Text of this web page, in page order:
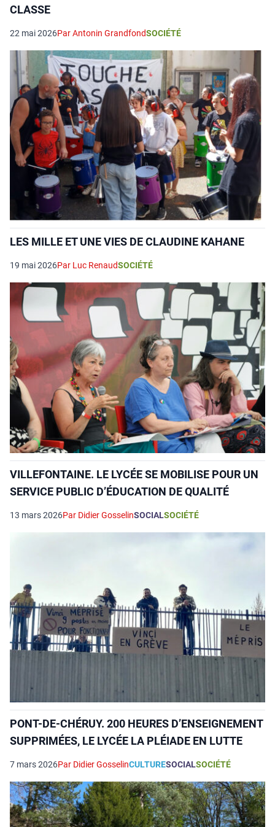
CLASSE
22 mai 2026Par Antonin GrandfondSOCIÉTÉ
LES MILLE ET UNE VIES DE CLAUDINE KAHANE
19 mai 2026Par Luc RenaudSOCIÉTÉ
VILLEFONTAINE. LE LYCÉE SE MOBILISE POUR UN
SERVICE PUBLIC D’ÉDUCATION DE QUALITÉ
13 mars 2026Par Didier GosselinSOCIALSOCIÉTÉ
PONT-DE-CHÉRUY. 200 HEURES D’ENSEIGNEMENT
SUPPRIMÉES, LE LYCÉE LA PLÉIADE EN LUTTE
7 mars 2026Par Didier GosselinCULTURESOCIALSOCIÉTÉ